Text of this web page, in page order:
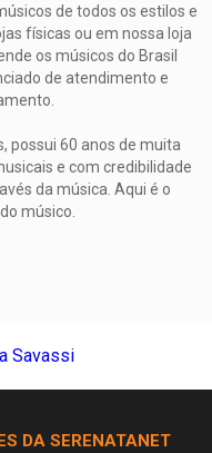
de todos os estilos e
físicas ou em nossa loja
os músicos do Brasil
de atendimento e
possui 60 anos de muita
e com credibilidade
da música. Aqui é o
músico.
DA SERENATANET